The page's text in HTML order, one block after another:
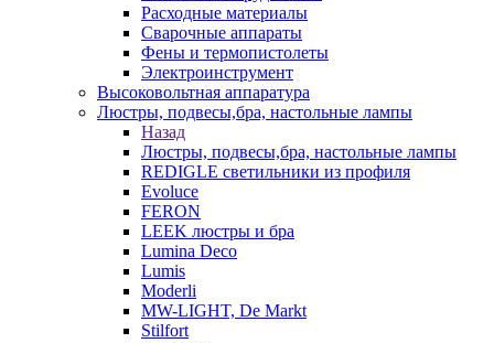
Расходные материалы
Сварочные аппараты
Фены и термопистолеты
Электроинструмент
Высоковольтная аппаратура
Люстры, подвесы,бра, настольные лампы
Назад
Люстры, подвесы,бра, настольные лампы
REDIGLE светильники из профиля
Evoluce
FERON
LEEK люстры и бра
Lumina Deco
Lumis
Moderli
MW-LIGHT, De Markt
Stilfort